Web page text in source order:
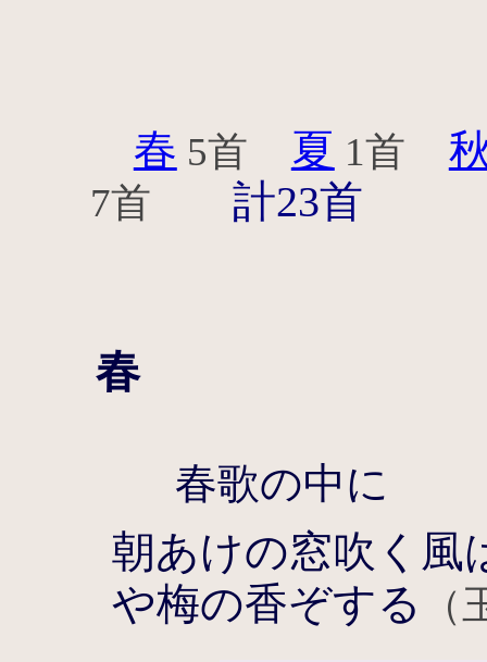
春 5首 夏 1首
7首 計23首
春
春歌の中に
朝あけの窓吹く風
や梅の香ぞする